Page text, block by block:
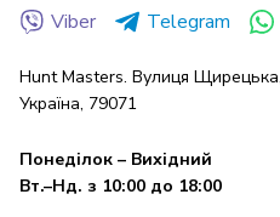
Viber Telegram
Hunt Masters. Вулиця
Україна, 79071
Понеділок – Вихідний
Вт.–Нд. з 10:00 до 18:00